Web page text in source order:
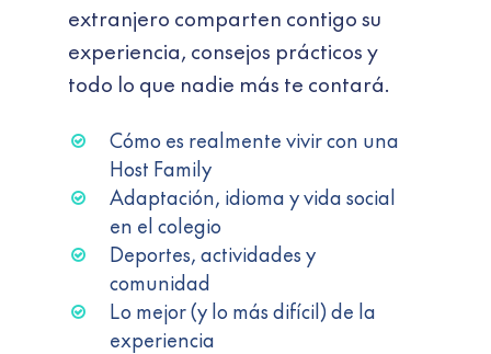
extranjero comparten contigo su
experiencia, consejos prácticos y
todo lo que nadie más te contará.
Cómo es realmente vivir con una
Host Family
Adaptación, idioma y vida social
en el colegio
Deportes, actividades y
comunidad
Lo mejor (y lo más difícil) de la
experiencia